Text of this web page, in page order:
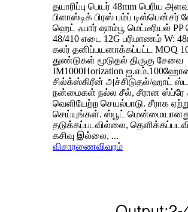
தயாரிப்பு பெயர் 48mm பெரிய
பிளாஸ்டிக் பிரஸ் பம்ப்
ஹெட் ஃபார் ஷாம்பூ மெட்டீரியல் PP
48/410 எடை 12G பரிமாணம் W:
கலர் தனிப்பயனாக்கப்பட்ட MOQ
துண்டுகள் மூடுதல் திருகு சேவை
IM1000Horization
சில்க்ஸ்கிரீன் அச்சிடுதல்/ஹாட்
நன்மைகள் நல்ல சீல், சீரான ஸ்ப்ரே
வெளியேற்ற செயல்பாடு. சீராக
செய்யுங்கள். ஸ்பூட்
தடுக்கப்படவில்லை,
கசிவு இல்லை, ...
விசாரணைவிவரம்